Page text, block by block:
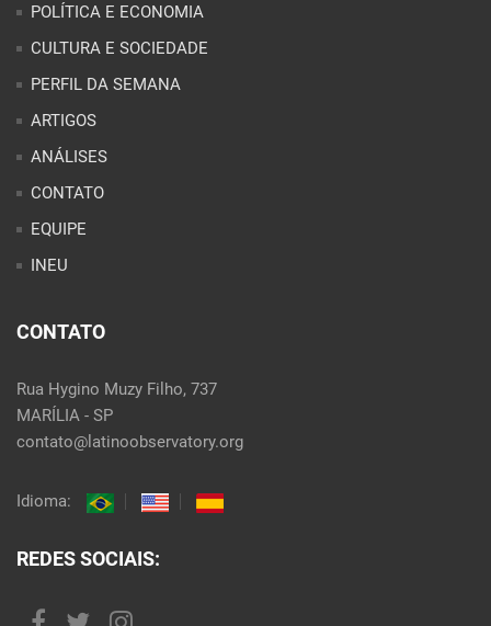
POLÍTICA E ECONOMIA
CULTURA E SOCIEDADE
PERFIL DA SEMANA
ARTIGOS
ANÁLISES
CONTATO
EQUIPE
INEU
CONTATO
Rua Hygino Muzy Filho, 737
MARÍLIA - SP
contato@latinoobservatory.org
Idioma:
REDES SOCIAIS: